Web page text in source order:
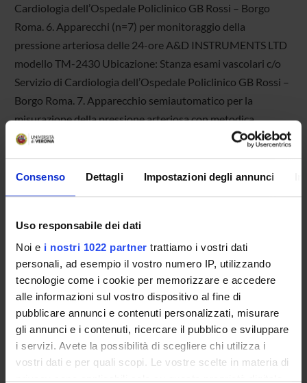
Consenso Dettagli Impostazioni degli annunci
Uso responsabile dei dati
Noi e i nostri 1022 partner trattiamo i vostri dati
personali, ad esempio il vostro numero IP, utilizzando
tecnologie come i cookie per memorizzare e accedere
alle informazioni sul vostro dispositivo al fine di
pubblicare annunci e contenuti personalizzati, misurare
gli annunci e i contenuti, ricercare il pubblico e sviluppare
i servizi. Avete la possibilità di scegliere chi utilizza i
vostri dati e per quali scopi. Le vostre scelte in materia di
privacy sono applicabili solo su questa proprietà digitale
Cardiologia dell’Ospedale Policlinico GB Rossi – Borgo
Roma. 6. Apparecchi (n=7) per monitoraggio della
pressione arteriosa delle 24-ore A&D INSTRUMENTS LTD
modello TM-2430 Ubicazione: Stanza esami vascolari c/o
Servizio di Cardiologia dell’Ospedale Policlinico GB Rossi –
Borgo Roma. 7. Apparecchio semiautomatico per la
misurazione della pressione arteriosa con metodica
oscillometrica A&D INSTRUMENTS LTD modello TM-
2551. Ubicazione: Stanza esami vascolari c/o Servizio di
Cardiologia dell’Ospedale Policlinico GB Rossi – Borgo
Roma. 8. Apparecchiatura per lo studio della Sincope: Tilt
quadro emodinamico e per lo studio del sistema nervoso
autonomo (attività tono simpatico e parasimpatico;
modello CNSystem TFM 3040i) Il sistema utilizza: 1.
dispositivi per la misurazione della PA battito per battito 2.
cardiografia ad impedenza 3. dispositivo oscillometrico per
la misura della PA 4. elettrogradiografo ad altissima
risoluzione 2 canali Ubicazione: Stanza n. 55 dei
Poliambulatori presso l’Ospedale Policlinico GB Rossi –